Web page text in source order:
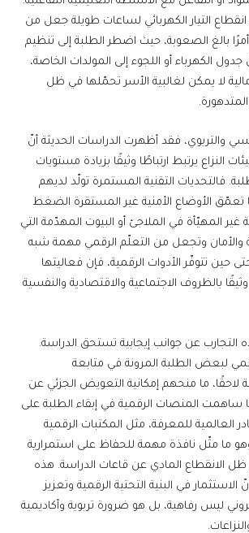
التيار الكهربائي لساعات طويلة جعل من
أمرًا بالغ الصعوبة، حيث اضطر الطلبة إلى تنظيم
الكهرباء أو اللجوء إلى المولدات الخاصة،
لا يمكن لغالبية الأسر تحمّلها في ظل
والتربوي، فقد أظهرت الدراسات الحديثة أنّ
النزاع يرتبط ارتباطًا وثيقًا بزيادة مستويات
فالتحديات التقنية المستمرة تولّد لديهم
تعمّق الأوضاع الأمنية غير المستقرة الضغط
غير المهيّأة في الملاجئ أو البيوت المهدّمة التي
والأمان وتجعل من التعلّم الرقمي مهمة شبه
حين تتوفّر الأدوات الرقمية، فإن فعاليتها
بالظروف الاجتماعية والاقتصادية والنفسية
عن جوانب إيجابية تستحق الدراسة.
لبعض الطلبة المرونة في متابعة
ما منحهم إمكانية التعويض الجزئي عن
ساهمت المنصات الرقمية في إبقاء الطلبة على
العالمية للمعرفة، مثل المكتبات الرقمية
وهو ما مثّل نافذة مهمة للحفاظ على استمرارية
ظل الانقطاع المادي عن قاعات الدراسة. هذه
الاستثمار في البنية التحتية الرقمية وتعزيز
ليس رفاهية، بل هو ضرورة تربوية وأكاديمية